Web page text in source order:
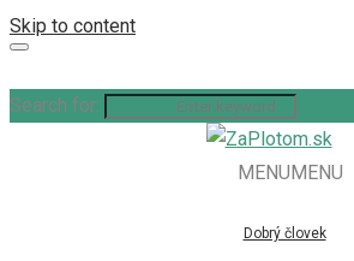
Skip to content
Search for:
MENUMENU
Dobrý človek